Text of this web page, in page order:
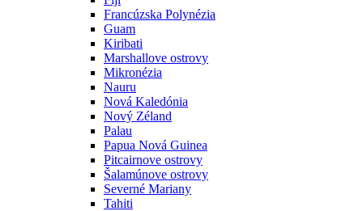
Francúzska Polynézia
Guam
Kiribati
Marshallove ostrovy
Mikronézia
Nauru
Nová Kaledónia
Nový Zéland
Palau
Papua Nová Guinea
Pitcairnove ostrovy
Šalamúnove ostrovy
Severné Mariany
Tahiti